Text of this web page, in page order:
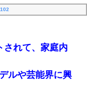
されて、家庭内
ルや芸能界に興